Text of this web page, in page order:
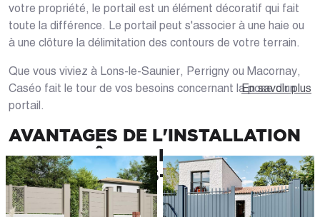
votre propriété, le portail est un élément décoratif qui fait
toute la différence. Le portail peut s'associer à une haie ou
à une clôture la délimitation des contours de votre terrain.
Que vous viviez à Lons-le-Saunier, Perrigny ou Macornay,
Caséo fait le tour de vos besoins concernant la pose d'un
portail.
AVANTAGES DE L'INSTALLATION
D'UNE CLÔTURE ET D'UN
PORTAIL À LONS-LE-SAUNIER
(39)
En savoir plus